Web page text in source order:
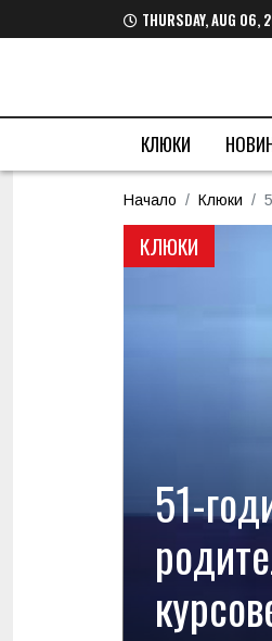
THURSDAY, AUG 06,
КЛЮКИ
Начало Клюки
КЛЮКИ
51-